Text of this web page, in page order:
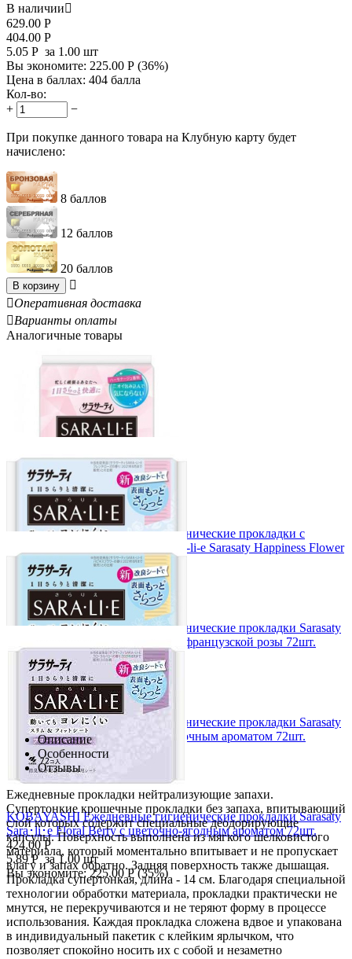
В наличии
629.00 Р
404.00 Р
5.05 Р за 1.00 шт
Вы экономите: 225.00 Р (36%)
Цена в баллах: 404 балла
Кол-во:
+
−
При покупке данного товара на Клубную карту будет
начислено:
8 баллов
12 баллов
20 баллов
В корзину

Оперативная доставка
Варианты оплаты
Аналогичные товары
KOBAYASHI Ежедневные гигиенические прокладки c
ароматом натурального льна Sara-li-e Sarasaty Happiness Flower
KOBAYASHI 14см 72шт
404.00 Р
5.61 Рза 1.00 шт
Вы экономите: 225.00 Р(36%)
KOBAYASHI Ежедневные гигиенические прокладки Sarasaty
Sara･li･e French Rose с ароматом французской розы 72шт.
424.00 Р
5.89 Рза 1.00 шт
Вы экономите:205.00 Р(33%)
KOBAYASHI Ежедневные гигиенические прокладки Sarasaty
Sara･li･e Happiness Flower с цветочным ароматом 72шт.
424.00 Р
5.89 Рза 1.00 шт
Вы экономите: 205.00
KOBAYASHI Ежедневные гигиенические прокладки Sarasaty
Sara･li･e Floral Berry с цветочно-ягодным ароматом 72шт.
424.00 Р
5.89 Рза 1.00 шт
Вы экономите:225.00 Р(35%)
Описание
Особенности
Отзывы
Ежедневные прокладки нейтрализующие запахи.
Супертонкие крошечные прокладки без запаха, впитывающий
слой которых содержит специальные деодорирующие
капсулы. Поверхность выполнена из мягкого шелковистого
материала, который моментально впитывает и не пропускает
влагу и запах обратно. Задняя поверхность также дышащая.
Прокладка супертонкая, длина - 14 см. Благодаря специальной
технологии обработки материала, прокладки практически не
мнутся, не перекручиваются и не теряют форму в процессе
использования. Каждая прокладка сложена вдвое и упакована
в индивидуальный пакетик с клейким ярлычком, что
позволяет спокойно носить их с собой и незаметно